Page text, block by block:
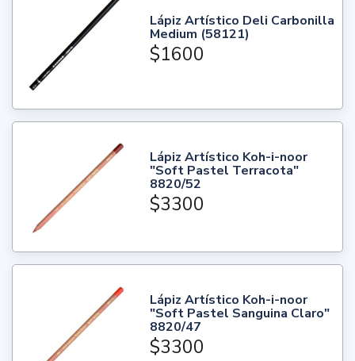
Lápiz Artístico Deli Carbonilla
Medium (58121)
$1600
Lápiz Artístico Koh-i-noor
"Soft Pastel Terracota"
8820/52
$3300
Lápiz Artístico Koh-i-noor
"Soft Pastel Sanguina Claro"
8820/47
$3300